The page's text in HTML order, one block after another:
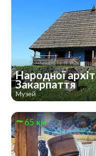
Народної
Закарпаття
Музей
65 км